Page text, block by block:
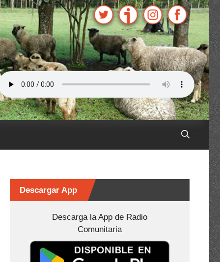
Descargar App
Descarga la App de Radio
Comunitaria